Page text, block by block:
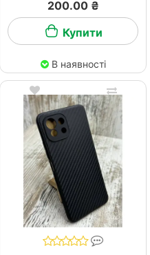
200.00 ₴
Купити
В наявності